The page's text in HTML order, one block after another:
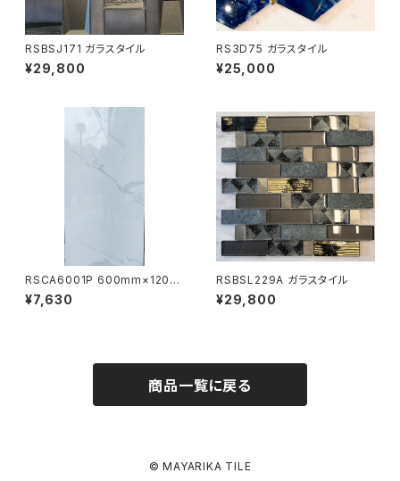
RSBSJ171 ガラスタイル
¥29,800
RS3D75 ガラスタイル
¥25,000
RSCA6001P 600mm×1200
mm
¥7,630
RSBSL229A ガラスタイル
¥29,800
商品一覧に戻る
© MAYARIKA TILE